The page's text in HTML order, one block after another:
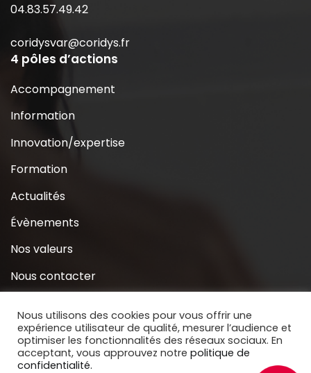
04.83.57.49.42
coridysvar@coridys.fr
4 pôles d’actions
Accompagnement
Information
Innovation/expertise
Formation
Actualités
Évènements
Nos valeurs
Nous contacter
S’inscrire à la Newsletter
Nous soutenir
Nous utilisons des cookies pour vous offrir une
expérience utilisateur de qualité, mesurer l’audience et
optimiser les fonctionnalités des réseaux sociaux. En
acceptant, vous approuvez notre politique de
confidentialité.